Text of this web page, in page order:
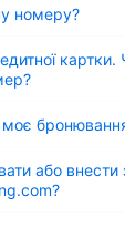
номеру?
моє
або внести